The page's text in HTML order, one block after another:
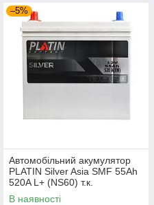
–5%
Автомобільний акумулятор
PLATIN Silver Asia SMF 55Ah
520A L+ (NS60) т.к.
В наявності